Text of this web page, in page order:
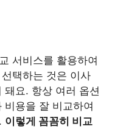
서비스를 활용하여
택하는 것은 이사
돼요. 항상 여러 옵션
비용을 잘 비교하여
이렇게 꼼꼼히 비교